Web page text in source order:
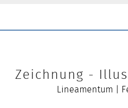
Zeichnung -
Lineamentum |